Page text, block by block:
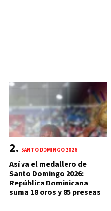
SANTO DOMINGO 2026
Así va el medallero de
Santo Domingo 2026:
República Dominicana
suma 18 oros y 85 preseas